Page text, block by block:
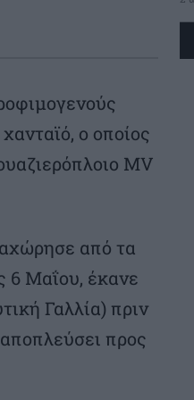
ο οποίος
MV
από τα
6 Μαΐου, έκανε
Γαλλία) πριν
προς